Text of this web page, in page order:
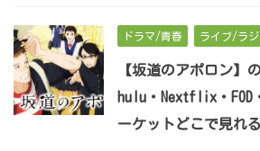
ドラマ/青春 ライブ/ラ
【坂道のアポロン】
hulu・Nextflix・FOD
ーケットどこで見れ